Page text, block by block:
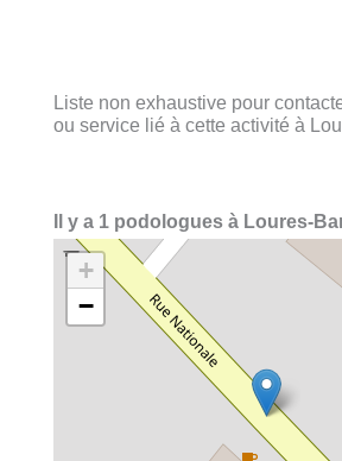
Liste non exhaustive pour
ou service lié à cette activité à
Il y a 1 podologues à Loures-
+
−